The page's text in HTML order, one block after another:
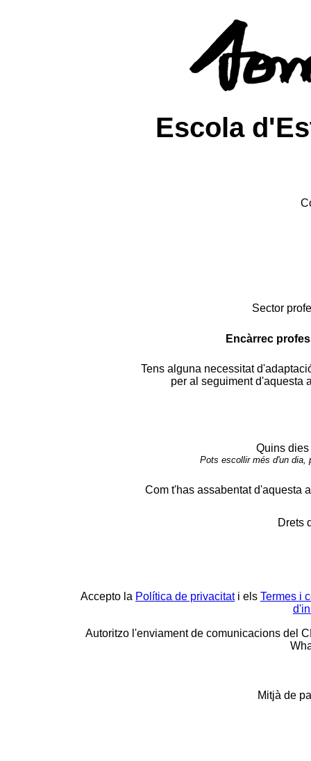
Escola
Sector
Encàrrec
Tens alguna necessitat
per al seguiment d'aquesta
Quins
Pots escollir més d'un dia,
Com t'has assabentat d'aquesta
Drets
Accepto la Política de privacitati els Termes i
Autoritzo l'enviament de comunicacions del
Mitjà de